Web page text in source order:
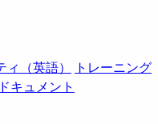
（英語）
トレーニング
ドキュメント